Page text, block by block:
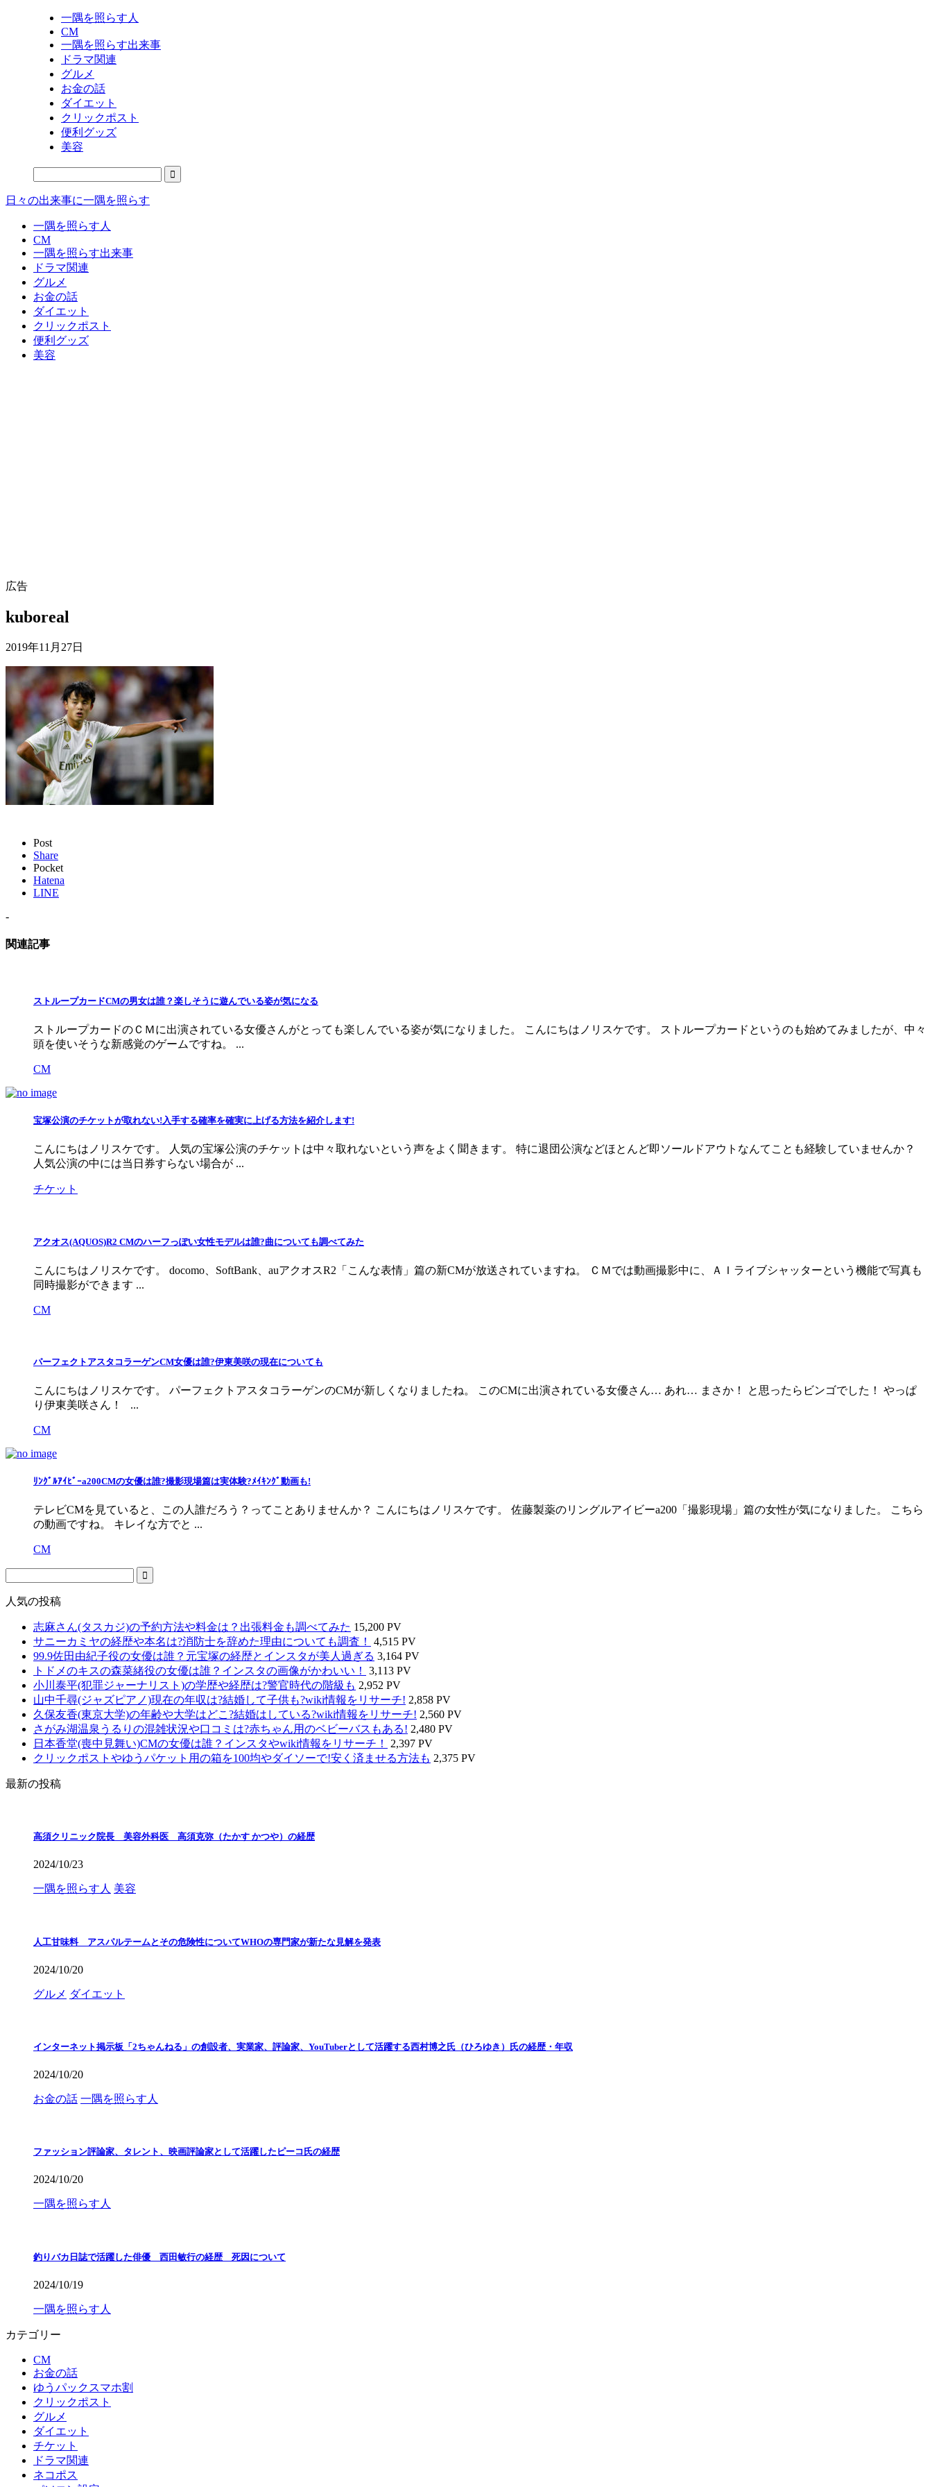
一隅を照らす人
CM
一隅を照らす出来事
ドラマ関連
グルメ
お金の話
ダイエット
クリックポスト
便利グッズ
美容
日々の出来事に一隅を照らす
一隅を照らす人
CM
一隅を照らす出来事
ドラマ関連
グルメ
お金の話
ダイエット
クリックポスト
便利グッズ
美容
広告
kuboreal
2019年11月27日
Post
Share
Pocket
Hatena
LINE
-
関連記事
ストループカードCMの男女は誰？楽しそうに遊んでいる姿が気になる
ストループカードのＣＭに出演されている女優さんがとっても楽しんでいる姿が気になりました。 こんにちはノリスケです。 ストループカードというのも始めてみましたが、中々
頭を使いそうな新感覚のゲームですね。 ...
CM
宝塚公演のチケットが取れない!入手する確率を確実に上げる方法を紹介します!
こんにちはノリスケです。 人気の宝塚公演のチケットは中々取れないという声をよく聞きます。 特に退団公演などほとんど即ソールドアウトなんてことも経験していませんか？
人気公演の中には当日券すらない場合が ...
チケット
アクオス(AQUOS)R2 CMのハーフっぽい女性モデルは誰?曲についても調べてみた
こんにちはノリスケです。 docomo、SoftBank、auアクオスR2「こんな表情」篇の新CMが放送されていますね。 ＣＭでは動画撮影中に、ＡＩライブシャッターという機能で写真も
同時撮影ができます ...
CM
パーフェクトアスタコラーゲンCM女優は誰?伊東美咲の現在についても
こんにちはノリスケです。 パーフェクトアスタコラーゲンのCMが新しくなりましたね。 このCMに出演されている女優さん… あれ… まさか！ と思ったらビンゴでした！ やっぱ
り伊東美咲さん！ ...
CM
ﾘﾝｸﾞﾙｱｲﾋﾞｰa200CMの女優は誰?撮影現場篇は実体験?ﾒｲｷﾝｸﾞ動画も!
テレビCMを見ていると、この人誰だろう？ってことありませんか？ こんにちはノリスケです。 佐藤製薬のリングルアイビーa200「撮影現場」篇の女性が気になりました。 こちら
の動画ですね。 キレイな方でと ...
CM
人気の投稿
志麻さん(タスカジ)の予約方法や料金は？出張料金も調べてみた 15,200 PV
サニーカミヤの経歴や本名は?消防士を辞めた理由についても調査！
4,515 PV
99.9佐田由紀子役の女優は誰？元宝塚の経歴とインスタが美人過ぎる 3,164 PV
トドメのキスの森菜緒役の女優は誰？インスタの画像がかわいい！
3,113 PV
小川泰平(犯罪ジャーナリスト)の学歴や経歴は?警官時代の階級も 2,952 PV
山中千尋(ジャズピアノ)現在の年収は?結婚して子供も?wiki情報をリサーチ! 2,858 PV
久保友香(東京大学)の年齢や大学はどこ?結婚はしている?wiki情報をリサーチ! 2,560 PV
さがみ湖温泉うるりの混雑状況や口コミは?赤ちゃん用のベビーバスもある! 2,480 PV
日本香堂(喪中見舞い)CMの女優は誰？インスタやwiki情報をリサーチ！
2,397 PV
クリックポストやゆうパケット用の箱を100均やダイソーで!安く済ませる方法も 2,375 PV
最新の投稿
高須クリニック院長 美容外科医 高須克弥（たかす かつや）の経歴
2024/10/23
一隅を照らす人 美容
人工甘味料 アスパルテームとその危険性についてWHOの専門家が新たな見解を発表
2024/10/20
グルメ ダイエット
インターネット掲示板「2ちゃんねる」の創設者、実業家、評論家、YouTuberとして活躍する西村博之氏（ひろゆき）氏の経歴・年収
2024/10/20
お金の話 一隅を照らす人
ファッション評論家、タレント、映画評論家として活躍したピーコ氏の経歴
2024/10/20
一隅を照らす人
釣りバカ日誌で活躍した俳優 西田敏行の経歴 死因について
2024/10/19
一隅を照らす人
カテゴリー
CM
お金の話
ゆうパックスマホ割
クリックポスト
グルメ
ダイエット
チケット
ドラマ関連
ネコポス